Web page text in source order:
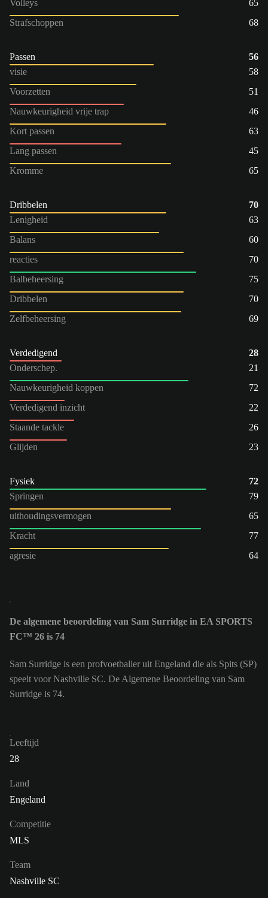
Volleys
65
Strafschoppen
68
Passen
56
visie
58
Voorzetten
51
Nauwkeurigheid vrije trap
46
Kort passen
63
Lang passen
45
Kromme
65
Dribbelen
70
Lenigheid
63
Balans
60
reacties
70
Balbeheersing
75
Dribbelen
70
Zelfbeheersing
69
Verdedigend
28
Onderschep.
21
Nauwkeurigheid koppen
72
Verdedigend inzicht
22
Staande tackle
26
Glijden
23
Fysiek
72
Springen
79
uithoudingsvermogen
65
Kracht
77
agresie
64
De algemene beoordeling van Sam Surridge in EA SPORTS
FC™ 26 is 74
Sam Surridge is een profvoetballer uit Engeland die als Spits (SP)
speelt voor Nashville SC. De Algemene Beoordeling van Sam
Surridge is 74.
Leeftijd
28
Land
Engeland
Competitie
MLS
Team
Nashville SC